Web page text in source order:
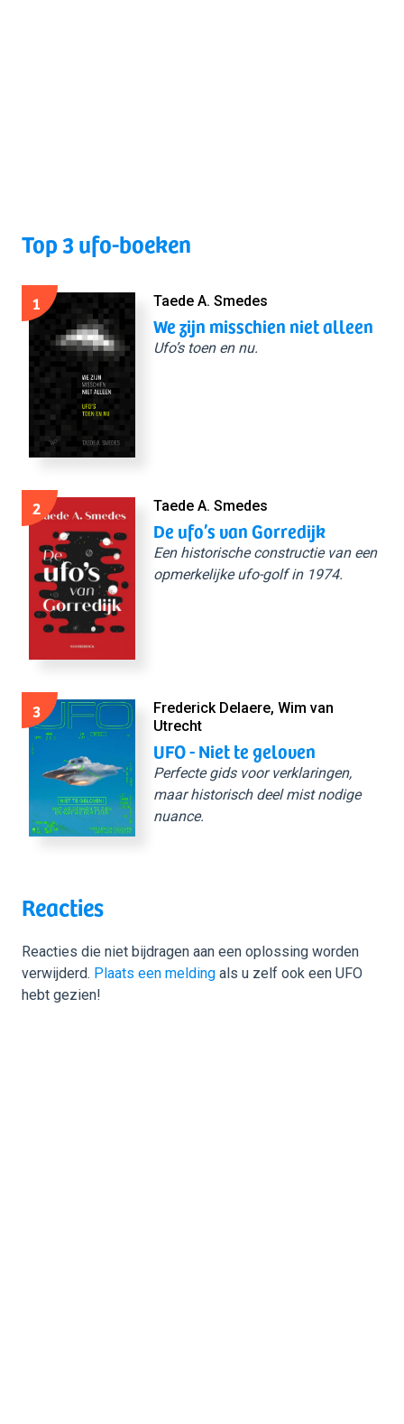
Top 3 ufo-boeken
1 Taede A. Smedes
We zijn misschien niet alleen
Ufo’s toen en nu.
2 Taede A. Smedes
De ufo’s van Gorredijk
Een historische constructie van een
opmerkelijke ufo-golf in 1974.
3
Frederick Delaere, Wim van
Utrecht
UFO - Niet te geloven
Perfecte gids voor verklaringen,
maar historisch deel mist nodige
nuance.
Reacties
Reacties die niet bijdragen aan een oplossing worden
verwijderd. Plaats een melding als u zelf ook een UFO
hebt gezien!